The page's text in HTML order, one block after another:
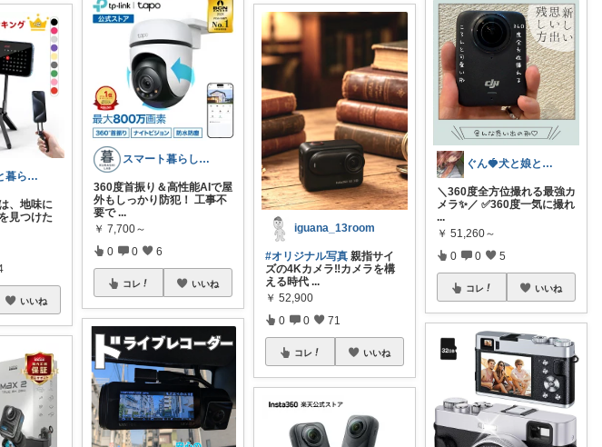
れん｜旅と暮らしの愛用品
、地味に
見つけた
いいね
スマート暮らしラボ
360度首振り＆高性能AIで屋
外もしっかり防犯！ 工事不
要で ...
￥ 7,700～
0 0 6
コレ いいね
iguana_13room
#オリジナル写真 親指サイ
ズの4Kカメラ‼️カメラを構
える時代 ...
￥ 52,900
0 0 71
コレ いいね
ぐん🍓犬と娘との暮らし🏠購入感謝！
＼360度全方位撮れる最強カ
メラ✨️／ ✅360度一気に撮れ
...
￥ 51,260～
0 0 5
コレ いいね